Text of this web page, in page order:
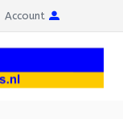
Account